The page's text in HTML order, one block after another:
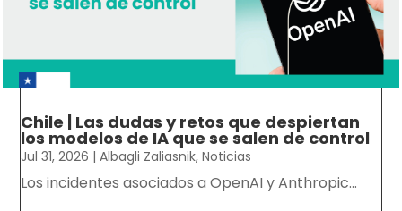
Chile | Las dudas y retos que despiertan
los modelos de IA que se salen de control
Jul 31, 2026 |Albagli Zaliasnik,Noticias
Los incidentes asociados a OpenAI y Anthropic...